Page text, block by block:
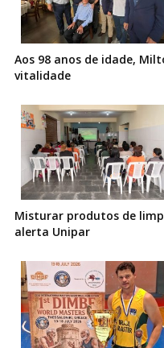
Aos 98 anos de idade,
vitalidade
Misturar produtos de
alerta Unipar